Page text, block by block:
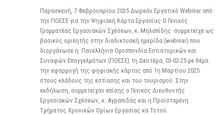
Παρασκευή, 7 Φεβρουαρίου 2025 Δωρεάν Εργατικό Webinar από
την ΠΟΕΣΕ για την Ψηφιακή Κάρτα Εργασίας Ο Γενικός
Γραμματέας Εργασιακών Σχέσεων, κ. Μηλαπίδης συμμετείχε ως
βασικός ομιλητής στην διαδικτυακή ημερίδα (webinar) που
διοργάνωσε η Πανελλήνια Ομοσπονδία Εστιατορικών και
Συναφών Επαγγελμάτων (ΠΟΕΣΕ) τη Δευτέρα, 03-02-25 με θέμα
την εφαρμογή της ψηφιακής κάρτας από 1η Μαρτίου 2025
στους κλάδους της εστίασης και του τουρισμού. Στην
εκδήλωση, συμμετείχαν επίσης ο Γενικός Διευθυντής
Εργασιακών Σχέσεων, κ. Αγραπιδάς και η Προϊσταμένη
Τμήματος Χρονικών Ορίων Εργασίας κα Τοτού.